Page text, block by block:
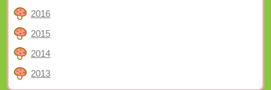
2016
2015
2014
2013